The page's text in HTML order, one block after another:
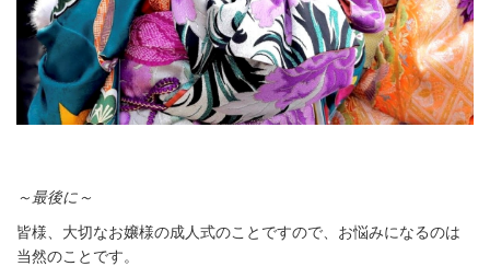
～最後に～
皆様、大切なお嬢様の成人式のことですので、お悩みになるのは
当然のことです。